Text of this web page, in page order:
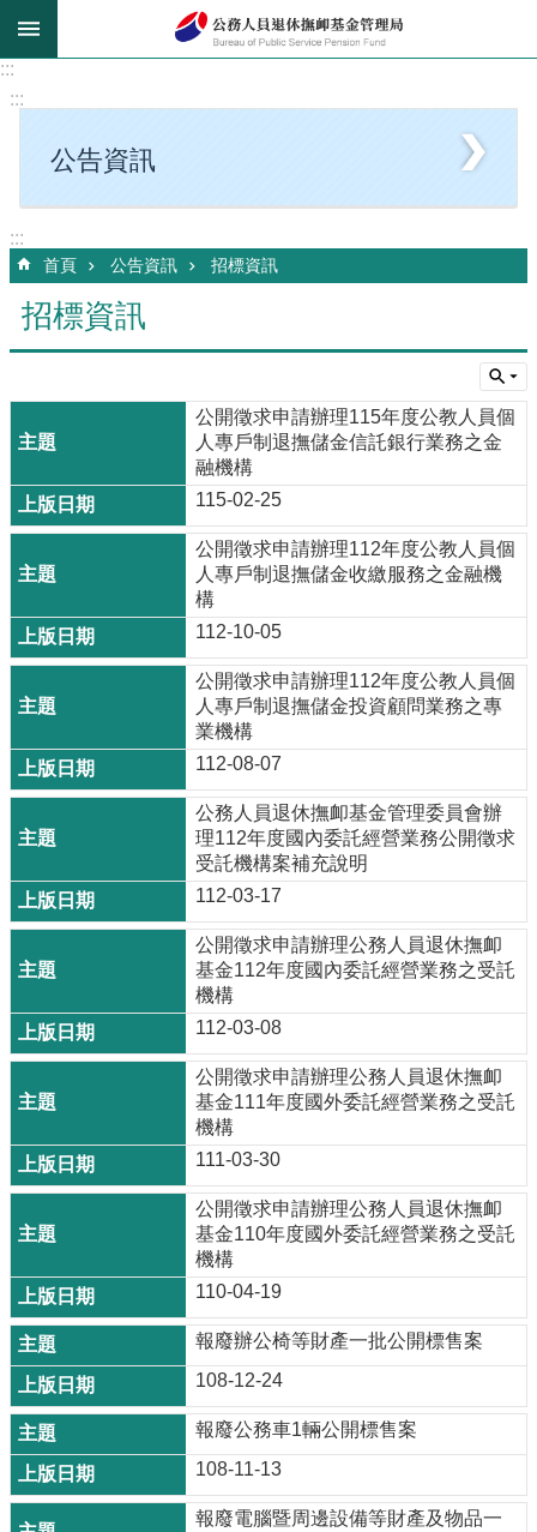
跳到主要內容區塊
:::
:::
公告資訊
:::
首頁 公告資訊 招標資訊
招標資訊
公開徵求申請辦理115年度公教人員個
人專戶制退撫儲金信託銀行業務之金
融機構
115-02-25
公開徵求申請辦理112年度公教人員個
人專戶制退撫儲金收繳服務之金融機
構
112-10-05
公開徵求申請辦理112年度公教人員個
人專戶制退撫儲金投資顧問業務之專
業機構
112-08-07
公務人員退休撫卹基金管理委員會辦
理112年度國內委託經營業務公開徵求
受託機構案補充說明
112-03-17
公開徵求申請辦理公務人員退休撫卹
基金112年度國內委託經營業務之受託
機構
112-03-08
公開徵求申請辦理公務人員退休撫卹
基金111年度國外委託經營業務之受託
機構
111-03-30
公開徵求申請辦理公務人員退休撫卹
基金110年度國外委託經營業務之受託
機構
110-04-19
報廢辦公椅等財產一批公開標售案
108-12-24
報廢公務車1輛公開標售案
108-11-13
報廢電腦暨周邊設備等財產及物品一